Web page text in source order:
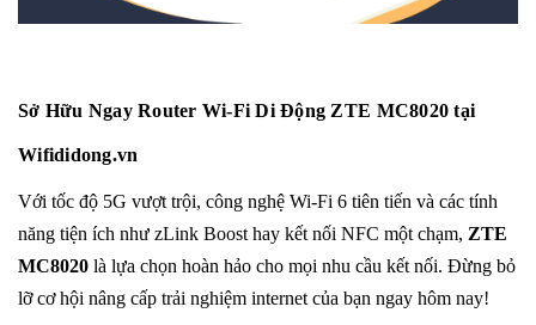
Sở Hữu Ngay Router Wi-Fi Di Động ZTE MC8020 tại
Wifididong.vn
Với tốc độ 5G vượt trội, công nghệ Wi-Fi 6 tiên tiến và các tính
năng tiện ích như zLink Boost hay kết nối NFC một chạm, ZTE
MC8020 là lựa chọn hoàn hảo cho mọi nhu cầu kết nối. Đừng bỏ
lỡ cơ hội nâng cấp trải nghiệm internet của bạn ngay hôm nay!